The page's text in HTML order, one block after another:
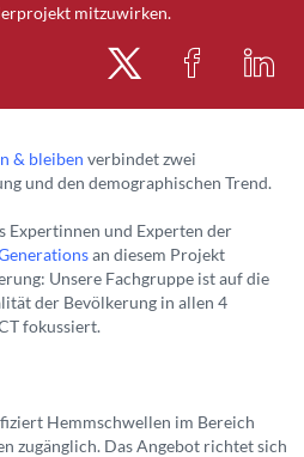
mitzuwirken.
& bleiben verbindet zwei
und den demographischen Trend.
Expertinnen und Experten der
an diesem Projekt
Unsere Fachgruppe ist auf die
der Bevölkerung in allen 4
fokussiert.
Hemmschwellen im Bereich
zugänglich. Das Angebot richtet sich